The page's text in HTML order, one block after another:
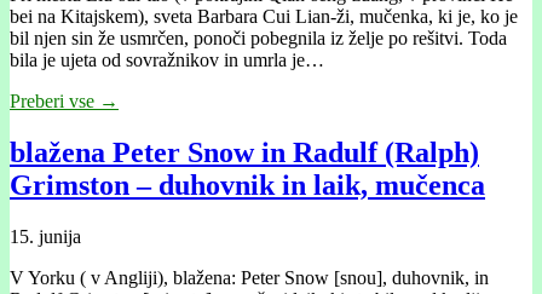
bei na Kitajskem), sveta Barbara Cui Lian-ži, mučenka, ki je, ko je
bil njen sin že usmrčen, ponoči pobegnila iz želje po rešitvi. Toda
bila je ujeta od sovražnikov in umrla je…
Preberi vse →
blažena Peter Snow in Radulf (Ralph)
Grimston – duhovnik in laik, mučenca
15. junija
V Yorku ( v Angliji), blažena: Peter Snow [snou], duhovnik, in